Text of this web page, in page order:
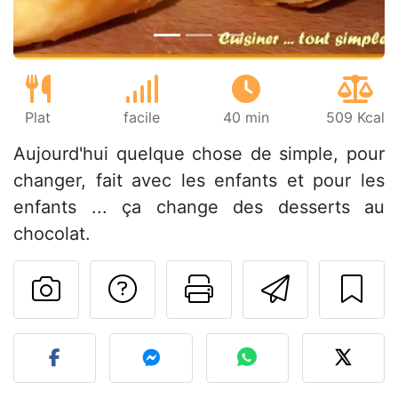
Plat facile 40 min 509 Kcal
Aujourd'hui quelque chose de simple, pour
changer, fait avec les enfants et pour les
enfants ... ça change des desserts au
chocolat.
Imprimer
Poser une
Publier votre photo de